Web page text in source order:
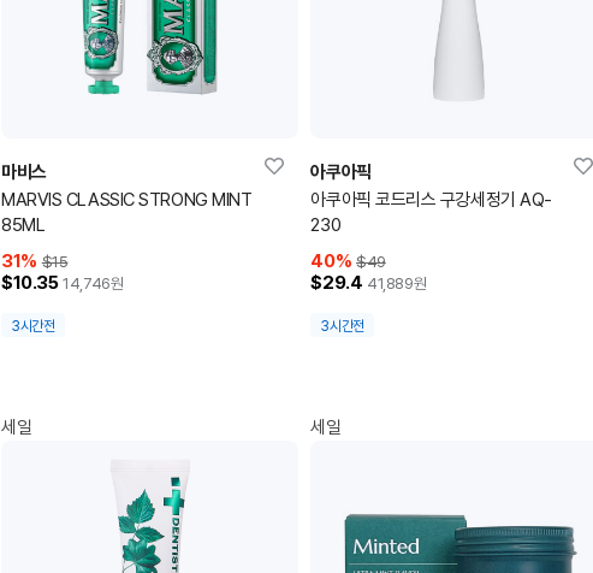
마비스
MARVIS CLASSIC STRONG MINT
85ML
31 % $15
$10.35 14,746원
3시간전
아쿠아픽
아쿠아픽 코드리스 구강세정기 AQ-
230
40% $49
$29.4 41,889원
3시간전
세일 세일